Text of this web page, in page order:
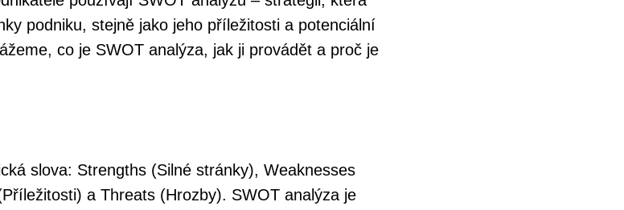
podniku, stejně jako jeho příležitosti a potenciální
co je SWOT analýza, jak ji provádět a proč je
slova: Strengths (Silné stránky), Weaknesses
a Threats (Hrozby). SWOT analýza je